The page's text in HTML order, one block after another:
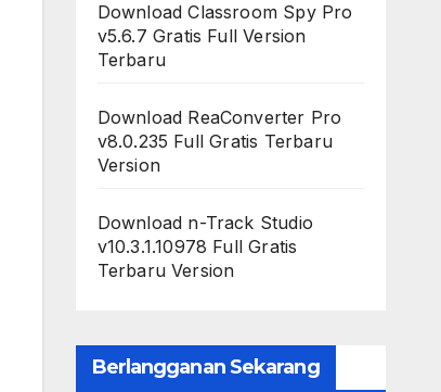
Download Classroom Spy Pro
v5.6.7 Gratis Full Version
Terbaru
Download ReaConverter Pro
v8.0.235 Full Gratis Terbaru
Version
Download n-Track Studio
v10.3.1.10978 Full Gratis
Terbaru Version
Berlangganan Sekarang